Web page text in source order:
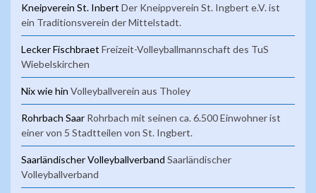
Kneipverein St. Inbert Der Kneippverein St. Ingbert e.V. ist
ein Traditionsverein der Mittelstadt.
Lecker Fischbraet Freizeit-Volleyballmannschaft des TuS
Wiebelskirchen
Nix wie hin Volleyballverein aus Tholey
Rohrbach Saar Rohrbach mit seinen ca. 6.500 Einwohner ist
einer von 5 Stadtteilen von St. Ingbert.
Saarländischer Volleyballverband Saarländischer
Volleyballverband